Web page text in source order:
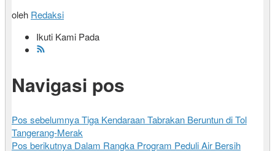
oleh Redaksi
Ikuti Kami Pada
Navigasi pos
Pos sebelumnyaTiga Kendaraan Tabrakan Beruntun di Tol
Tangerang-Merak
Pos berikutnya Dalam Rangka Program Peduli Air Bersih